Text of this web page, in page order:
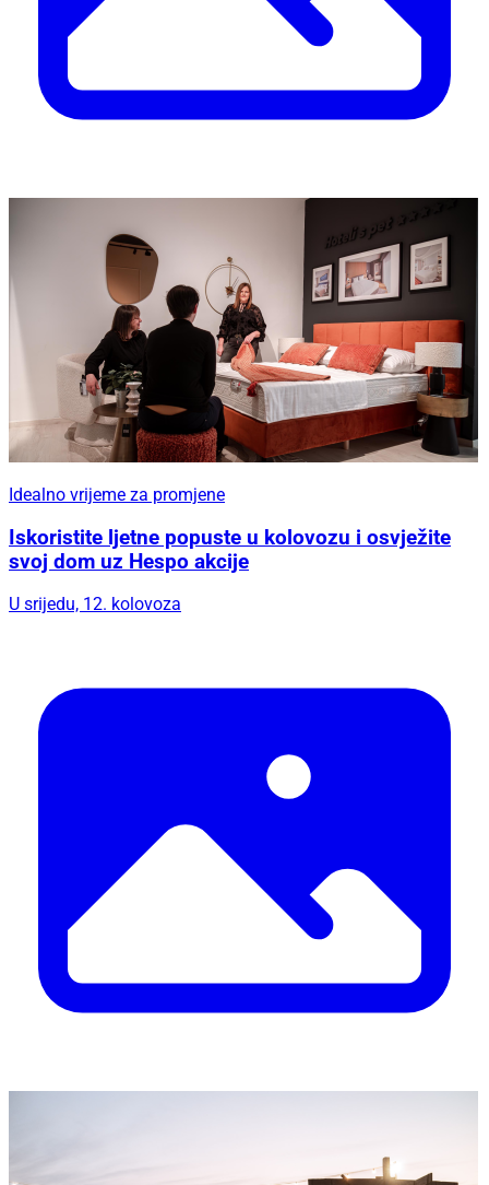
Idealno vrijeme za promjene
Iskoristite ljetne popuste u kolovozu i osvježite
svoj dom uz Hespo akcije
U srijedu, 12. kolovoza